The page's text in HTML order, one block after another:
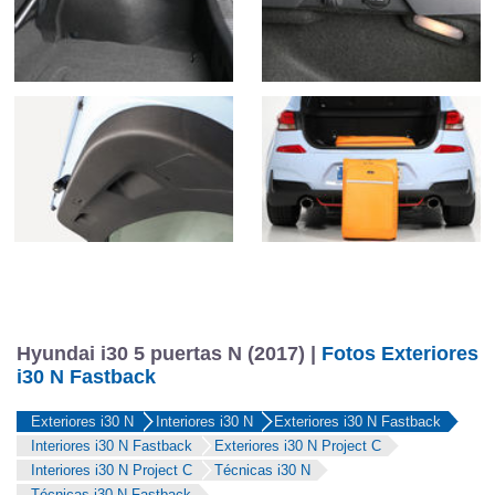
Hyundai i30 5 puertas N (2017) | Fotos Exteriores
i30 N Fastback
Exteriores i30 N Interiores i30 N
Exteriores i30 N Fastback
Interiores i30 N Fastback
Exteriores i30 N Project C
Interiores i30 N Project C
Técnicas i30 N